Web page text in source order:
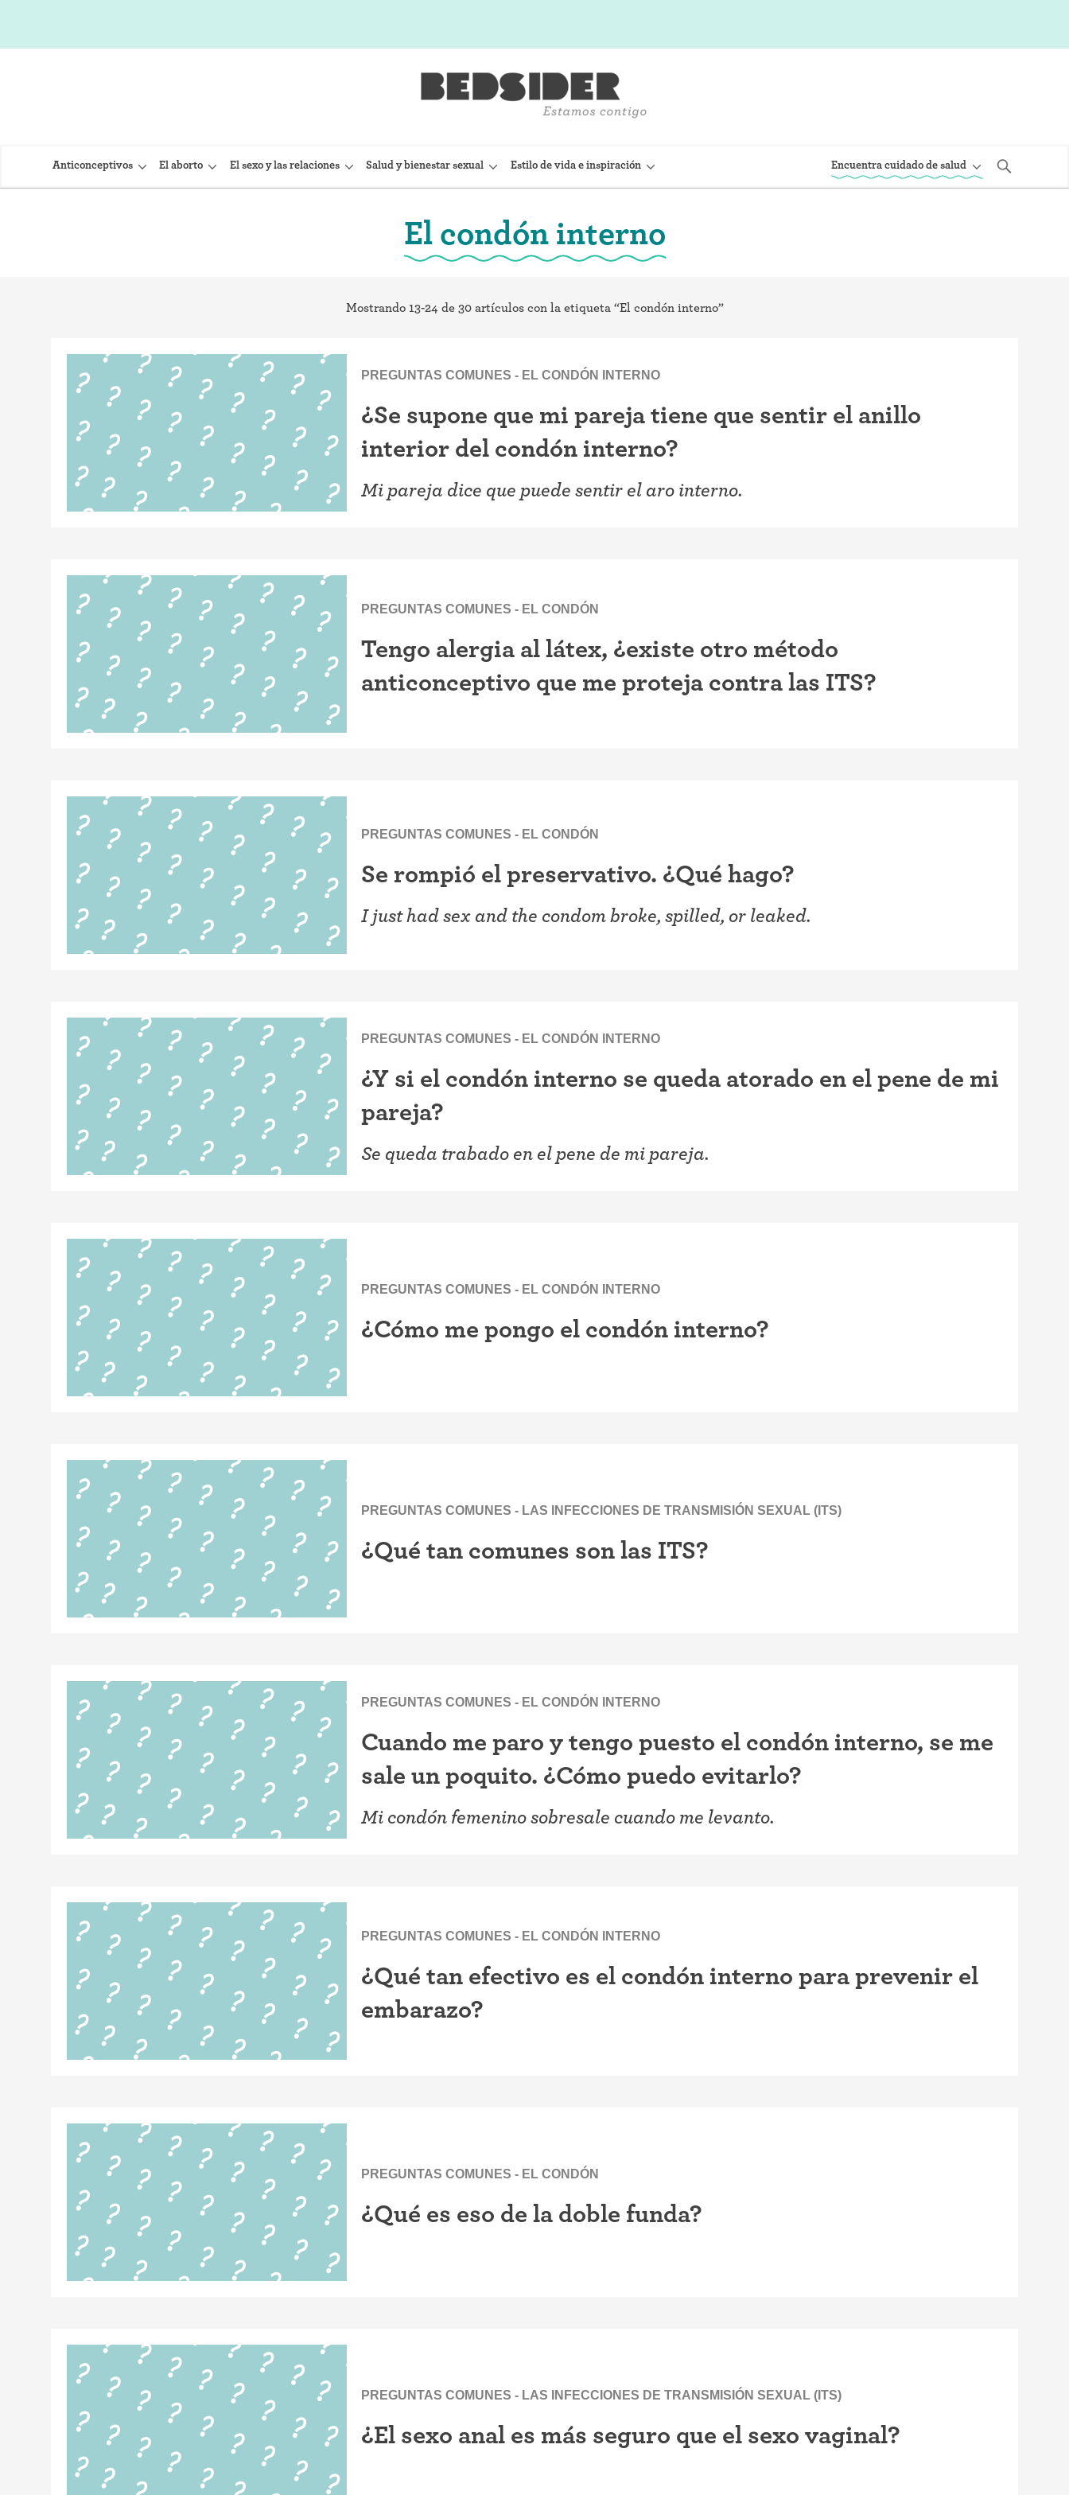
Anticonceptivos
DIU (Dispositivo Intrauterino)
Inyección anticonceptiva (Depo-
Anillo anticonceptivo
Parche anticonceptivo
Píldora anticonceptiva
Diafragma
Preservativo
Condón interno (FC2)
Observación de la fertilidad
Coitus interruptus (Método del
El aborto El sexo y las relaciones Salud y bienestar sexual Estilo de vida e inspiración Encuentra cuidado de salud
El condón interno
Mostrando 13-24 de 30 artículos con la etiqueta “El condón interno”
PREGUNTAS COMUNES - EL CONDÓN INTERNO
¿Se supone que mi pareja tiene que sentir el anillo
interior del condón interno?
Mi pareja dice que puede sentir el aro interno.
PREGUNTAS COMUNES - EL CONDÓN
Tengo alergia al látex, ¿existe otro método
anticonceptivo que me proteja contra las ITS?
PREGUNTAS COMUNES - EL CONDÓN
Se rompió el preservativo. ¿Qué hago?
I just had sex and the condom broke, spilled, or leaked.
PREGUNTAS COMUNES - EL CONDÓN INTERNO
¿Y si el condón interno se queda atorado en el pene de mi
pareja?
Se queda trabado en el pene de mi pareja.
PREGUNTAS COMUNES - EL CONDÓN INTERNO
¿Cómo me pongo el condón interno?
PREGUNTAS COMUNES - LAS INFECCIONES DE TRANSMISIÓN SEXUAL (ITS)
¿Qué tan comunes son las ITS?
PREGUNTAS COMUNES - EL CONDÓN INTERNO
Cuando me paro y tengo puesto el condón interno, se me
sale un poquito. ¿Cómo puedo evitarlo?
Mi condón femenino sobresale cuando me levanto.
PREGUNTAS COMUNES - EL CONDÓN INTERNO
¿Qué tan efectivo es el condón interno para prevenir el
embarazo?
PREGUNTAS COMUNES - EL CONDÓN
¿Qué es eso de la doble funda?
PREGUNTAS COMUNES - LAS INFECCIONES DE TRANSMISIÓN SEXUAL (ITS)
¿El sexo anal es más seguro que el sexo vaginal?